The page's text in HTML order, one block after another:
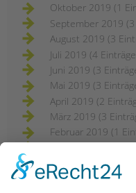
Oktober 2019 (1
September 2019
August 2019 (3
Juli 2019 (4
Juni 2019 (3
Mai 2019 (3
April 2019 (2
März 2019 (3
Februar 2019 (1
Dezember 2018 (3
November 2018 (3